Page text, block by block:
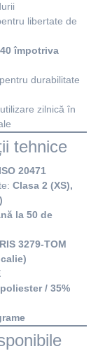
libertate de
împotriva
durabilitate
zilnică în
tehnice
20471
Clasa 2 (XS),
la 50 de
RIS 3279-TOM
/ 35%